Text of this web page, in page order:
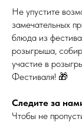
Не упустите
замечательных
блюда из
розыгрыша,
участие в
Фестиваля! 🎁
Следите за
Чтобы не